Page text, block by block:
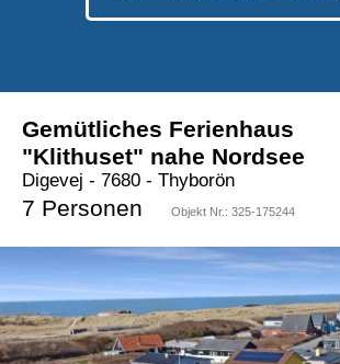
Gemütliches Ferienhaus
"Klithuset" nahe Nordsee
Digevej - 7680 - Thyborön
7 Personen Objekt Nr.: 325-175244